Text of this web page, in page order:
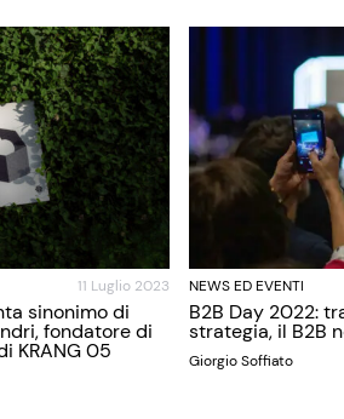
11 Luglio 2023
sinonimo di
fondatore di
KRANG 05
NEWS ED EVENTI
B2B Day 2022:
strategia, il B2B
Giorgio Soffiato